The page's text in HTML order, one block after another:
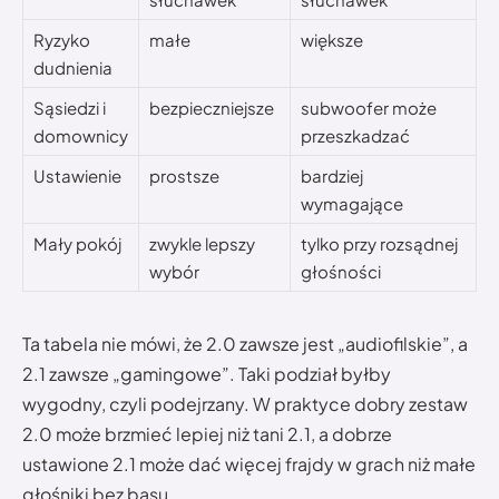
Ryzyko
dudnienia
małe większe
Sąsiedzi i
domownicy
bezpieczniejsze
subwoofer może
przeszkadzać
Ustawienie
prostsze
bardziej
wymagające
Mały pokój
zwykle lepszy
wybór
tylko przy rozsądnej
głośności
Ta tabela nie mówi, że 2.0 zawsze jest „audiofilskie”, a
2.1 zawsze „gamingowe”. Taki podział byłby
wygodny, czyli podejrzany. W praktyce dobry zestaw
2.0 może brzmieć lepiej niż tani 2.1, a dobrze
ustawione 2.1 może dać więcej frajdy w grach niż małe
głośniki bez basu.